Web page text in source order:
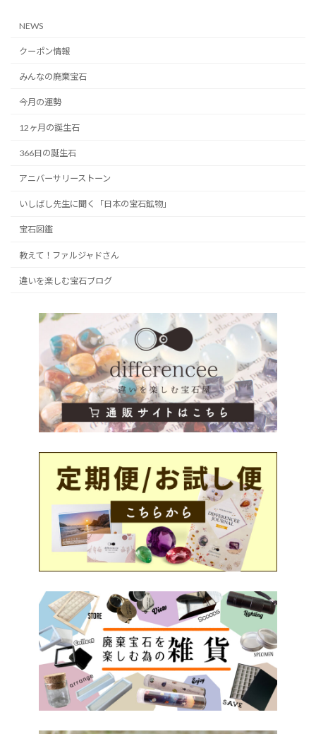
NEWS
クーポン情報
みんなの廃棄宝石
今月の運勢
12ヶ月の誕生石
366日の誕生石
アニバーサリーストーン
いしばし先生に聞く「日本の宝石鉱物」
宝石図鑑
教えて！ファルジャドさん
違いを楽しむ宝石ブログ